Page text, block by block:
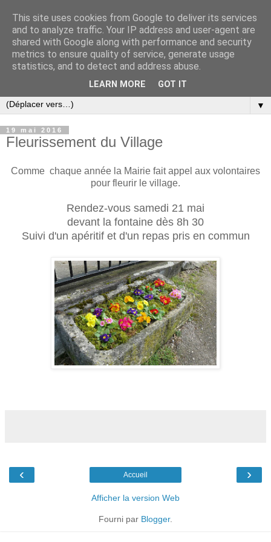
▼
19 mai 2016
Fleurissement du Village
Comme chaque année la Mairie fait appel aux volontaires
pour fleurir le village.
Rendez-vous samedi 21 mai
devant la fontaine dès 8h 30
Suivi d'un apéritif et d'un repas pris en commun
‹ ›
Accueil
Afficher la version Web
Fourni par Blogger.
This site uses cookies from Google to deliver its services
and to analyze traffic. Your IP address and user-agent are
shared with Google along with performance and security
metrics to ensure quality of service, generate usage
statistics, and to detect and address abuse.
LEARN MORE GOT IT